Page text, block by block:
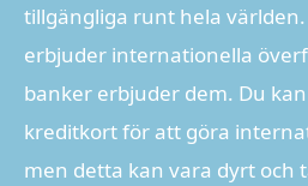
tillgängliga runt hela
erbjuder internationella
banker erbjuder dem. Du
kreditkort för att göra
men detta kan vara dyrt och